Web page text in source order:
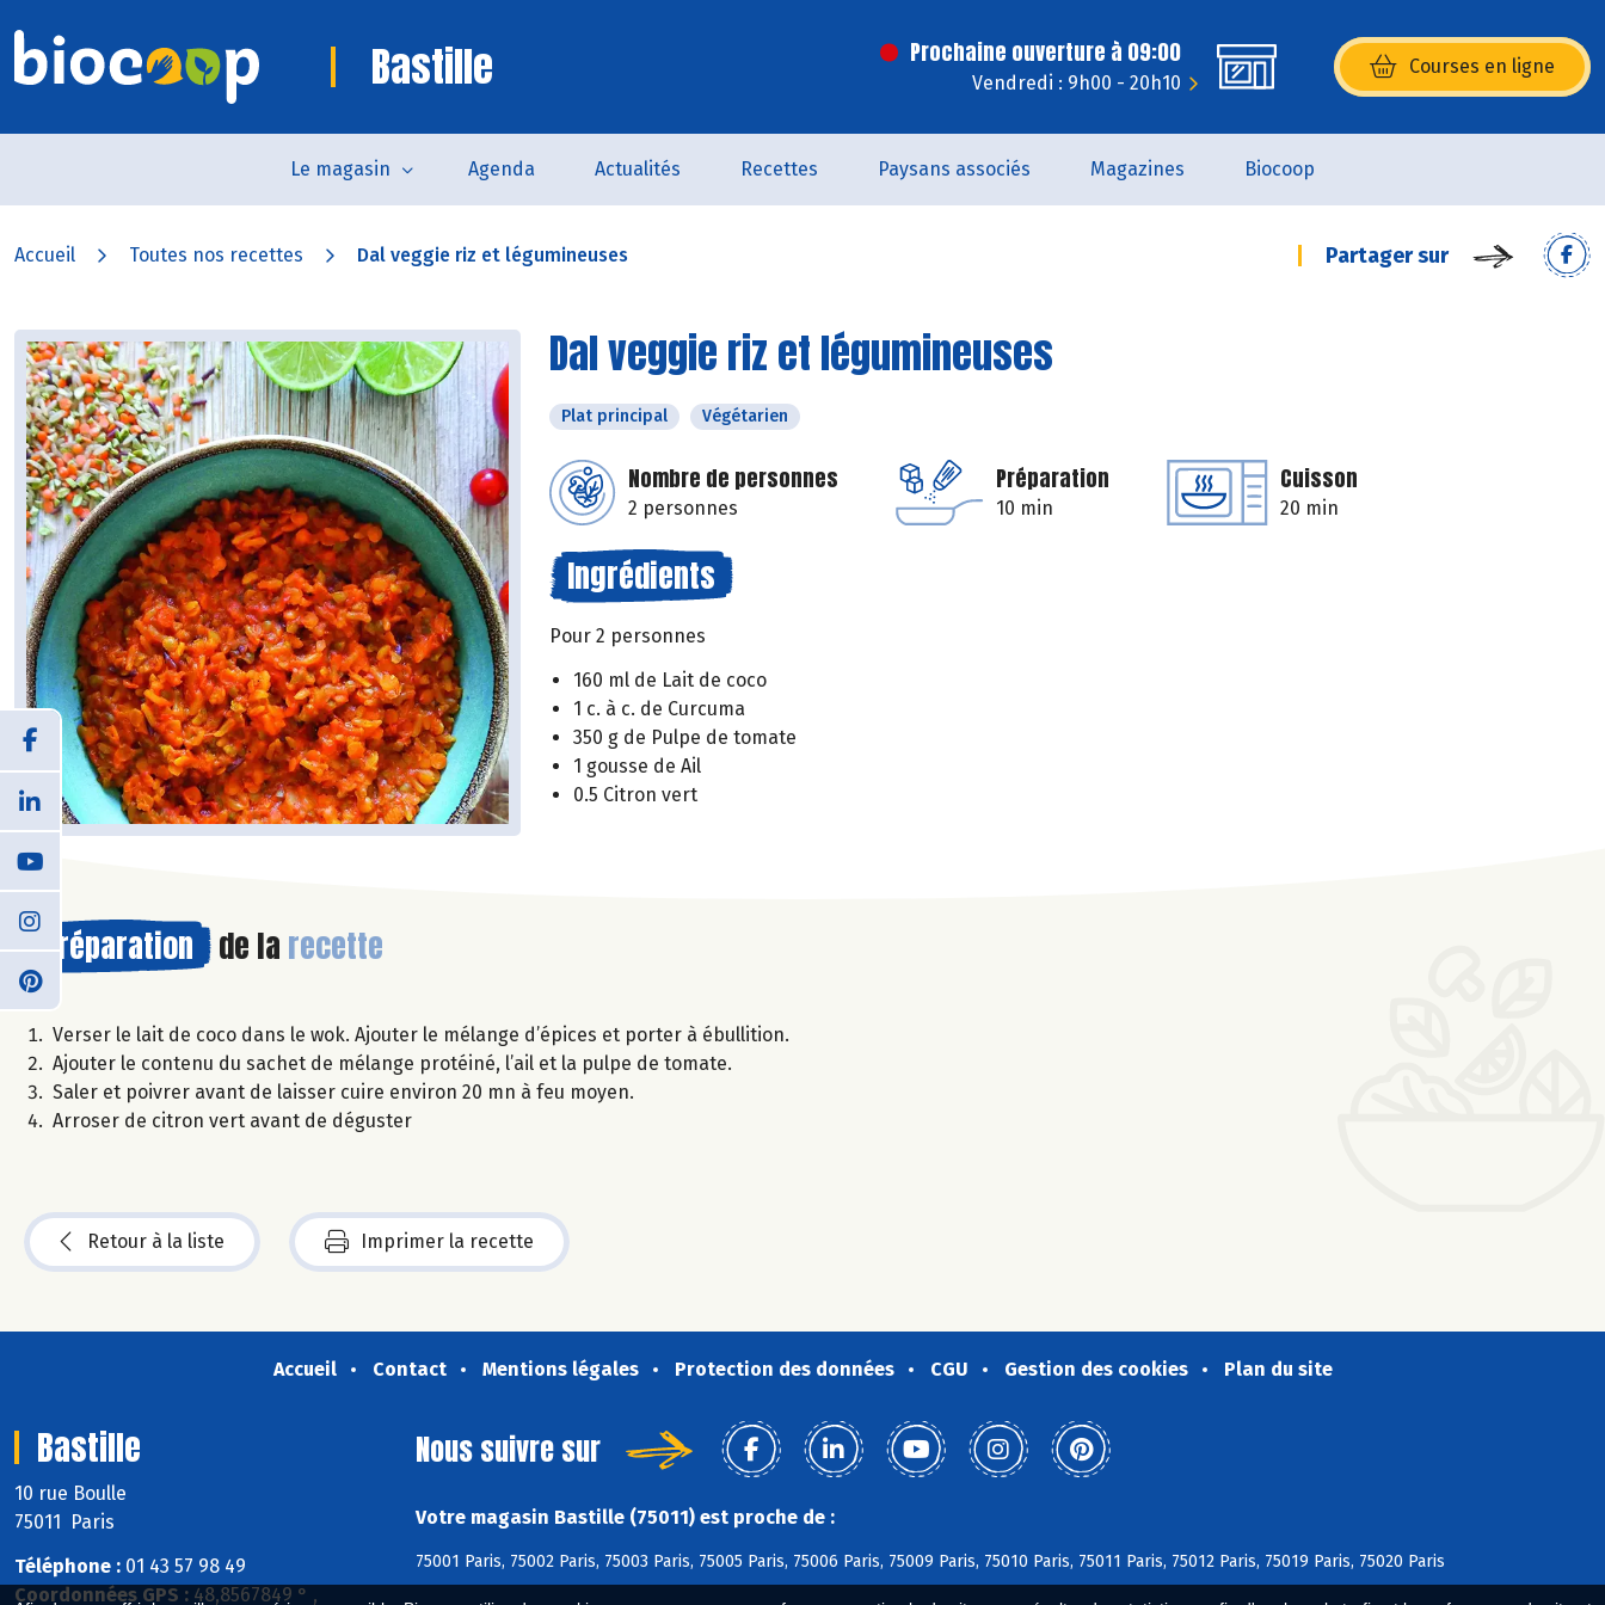
Bastille Prochaine ouverture à 09:00
Vendredi : 9h00 - 20h10
Courses en ligne
(s’ouvre dans une nouvelle
Le magasin Agenda Actualités Recettes Paysans associés Magazines Biocoop
Accueil Toutes nos recettes Dal veggie riz et légumineuses Partager sur
Dal veggie riz et légumineuses
Plat principal Végétarien
Nombre de personnes
2 personnes
Préparation
10 min
Cuisson
20 min
Ingrédients
Pour 2 personnes
160 ml de Lait de coco
1 c. à c. de Curcuma
350 g de Pulpe de tomate
1 gousse de Ail
0.5 Citron vert
Préparation de la recette
Verser le lait de coco dans le wok. Ajouter le mélange d’épices et porter à ébullition.
Ajouter le contenu du sachet de mélange protéiné, l’ail et la pulpe de tomate.
Saler et poivrer avant de laisser cuire environ 20 mn à feu moyen.
Arroser de citron vert avant de déguster
Retour à la liste Imprimer la recette
Accueil Contact Mentions légales Protection des données CGU Gestion des cookies Plan du site
Bastille
10 rue Boulle
75011 Paris
Téléphone : 01 43 57 98 49
Coordonnées GPS : 48,8567849 ° ,
Nous suivre sur
Votre magasin Bastille (75011) est proche de :
75001 Paris, 75002 Paris, 75003 Paris, 75005 Paris, 75006 Paris, 75009 Paris, 75010 Paris, 75011 Paris, 75012 Paris, 75019 Paris, 75020 Paris